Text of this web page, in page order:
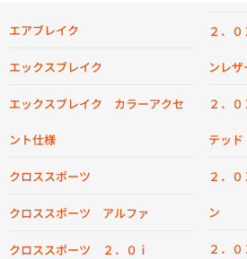
エアブレイク
エックスブレイク
エックスブレイク カラーアクセ
ント仕様
クロススポーツ
クロススポーツ アルファ
クロススポーツ ２．０ｉ
２．
ンレ
２．
テッド
２．
ン
２．